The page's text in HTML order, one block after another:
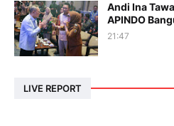
Andi Ina
APINDO
21:47
LIVE REPORT